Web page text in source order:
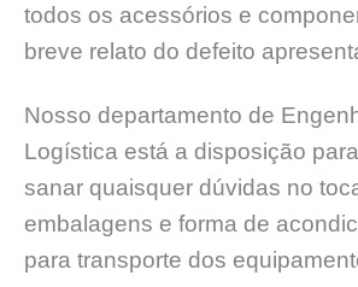
todos os acessórios e
breve relato do defeito
Nosso departamento de
Logística está a disposição
sanar quaisquer dúvidas no
embalagens e forma de
para transporte dos